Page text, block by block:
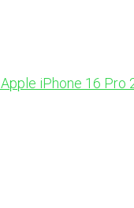
Apple iPhone 16